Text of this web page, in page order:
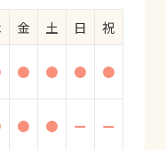
金 土 日
祝
● ● ● ●
● ● ー
ー